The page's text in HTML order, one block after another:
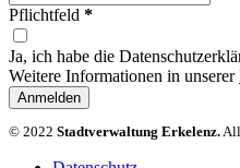
Pflichtfeld *
Ja, ich habe die
Weitere Informationen in unserer
Anmelden
© 2022 Stadtverwaltung Erkelenz.